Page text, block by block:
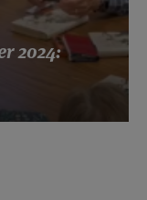
2024: